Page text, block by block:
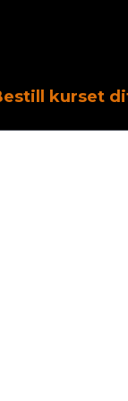
kurset